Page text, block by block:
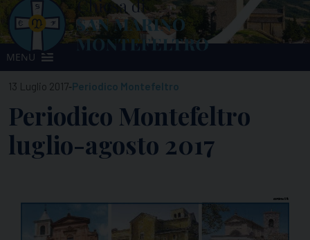
MENU
13 Luglio 2017-Periodico Montefeltro
Periodico Montefeltro
luglio-agosto 2017